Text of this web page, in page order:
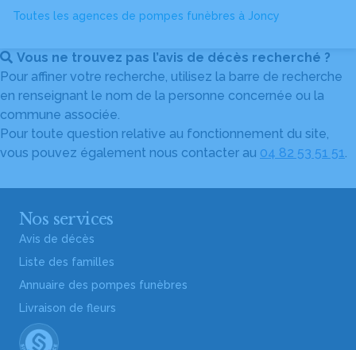
Toutes les agences de pompes funèbres à Joncy
Vous ne trouvez pas l’avis de décès recherché ?
Pour affiner votre recherche, utilisez la barre de recherche
en renseignant le nom de la personne concernée ou la
commune associée.
Pour toute question relative au fonctionnement du site,
vous pouvez également nous contacter au 04 82 53 51 51.
Nos services
Avis de décès
Liste des familles
Annuaire des pompes funèbres
Livraison de fleurs